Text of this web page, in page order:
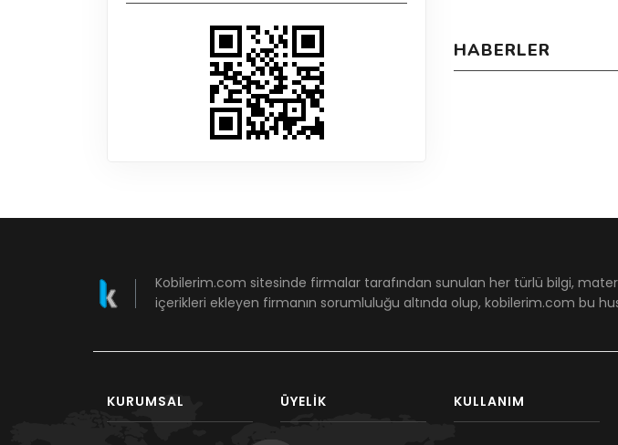
HABERLER
Kobilerim.com sitesinde firmalar tarafından sunulan her türlü bilgi,
içerikleri ekleyen firmanın sorumluluğu altında olup, kobilerim.com bu
KURUMSAL ÜYELIK KULLANIM